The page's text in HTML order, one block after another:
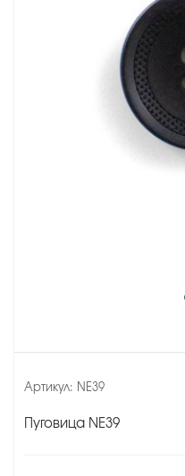
Артикул: NE39
Пуговица NE39